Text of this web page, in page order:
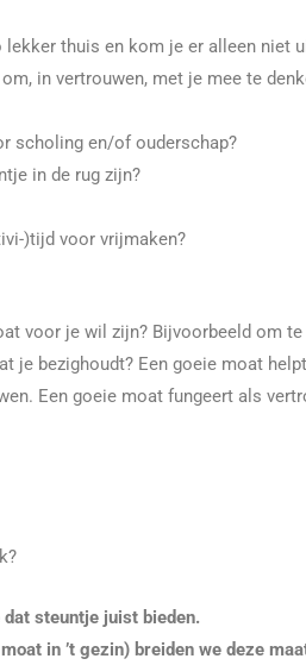
thuis en kom je er alleen niet
in vertrouwen, met je mee te
scholing en/of ouderschap?
in de rug zijn?
)tijd voor vrijmaken?
voor je wil zijn? Bijvoorbeeld om
je bezighoudt? Een goeie moat
Een goeie moat fungeert als
steuntje juist bieden.
in ’t gezin) breiden we deze